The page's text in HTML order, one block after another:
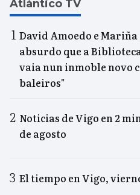
Atlántico TV
David Amoedo e Mariña
absurdo que a
vaia nun inmoble novo
baleiros"
Noticias de Vigo en 2
de agosto
El tiempo en Vigo,